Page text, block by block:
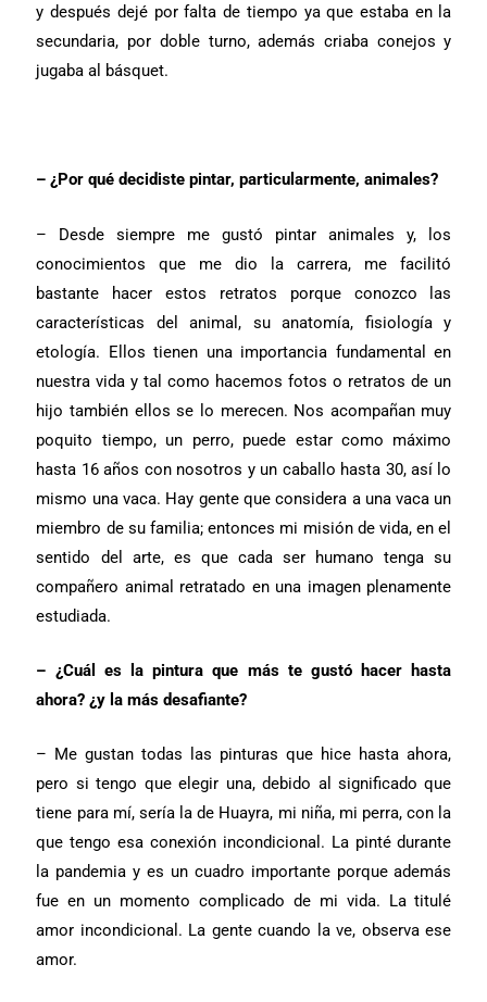
y después dejé por falta de tiempo ya que estaba en la
secundaria, por doble turno, además criaba conejos y
jugaba al básquet.
–¿Por qué decidiste pintar, particularmente, animales?
– Desde siempre me gustó pintar animales y, los
conocimientos que me dio la carrera, me facilitó
bastante hacer estos retratos porque conozco las
características del animal, su anatomía, fisiología y
etología. Ellos tienen una importancia fundamental en
nuestra vida y tal como hacemos fotos o retratos de un
hijo también ellos se lo merecen. Nos acompañan muy
poquito tiempo, un perro, puede estar como máximo
hasta 16 años con nosotros y un caballo hasta 30, así lo
mismo una vaca. Hay gente que considera a una vaca un
miembro de su familia; entonces mi misión de vida, en el
sentido del arte, es que cada ser humano tenga su
compañero animal retratado en una imagen plenamente
estudiada.
– ¿Cuál es la pintura que más te gustó hacer hasta
ahora? ¿y la más desafiante?
– Me gustan todas las pinturas que hice hasta ahora,
pero si tengo que elegir una, debido al significado que
tiene para mí, sería la de Huayra, mi niña, mi perra, con la
que tengo esa conexión incondicional. La pinté durante
la pandemia y es un cuadro importante porque además
fue en un momento complicado de mi vida. La titulé
amor incondicional. La gente cuando la ve, observa ese
amor.